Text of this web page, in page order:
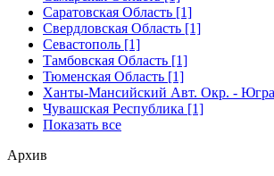
Саратовская Область [1]
Свердловская Область [1]
Севастополь [1]
Тамбовская Область [1]
Тюменская Область [1]
Ханты-Мансийский Авт. Окр. -
Чувашская Республика [1]
Показать все
Архив